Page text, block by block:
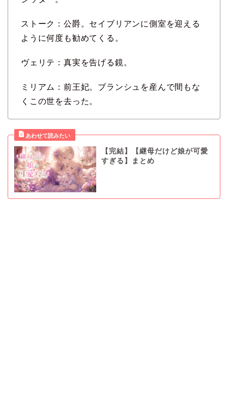
ストーク：公爵。セイブリアンに側室を迎える
ように何度も勧めてくる。
ヴェリテ：真実を告げる鏡。
ミリアム：前王妃。ブランシュを産んで間もな
くこの世を去った。
【完結】【継母だけど娘が可愛
すぎる】まとめ